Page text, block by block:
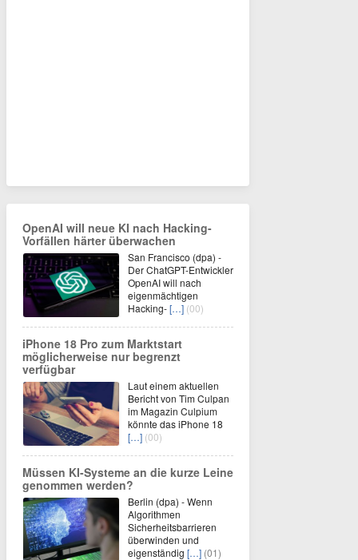
OpenAI will neue KI nach Hacking-
Vorfällen härter überwachen
San Francisco (dpa) -
Der ChatGPT-Entwickler
OpenAI will nach
eigenmächtigen
Hacking-[…] (00)
iPhone 18 Pro zum Marktstart
möglicherweise nur begrenzt
verfügbar
Laut einem aktuellen
Bericht von Tim Culpan
im Magazin Culpium
könnte das iPhone 18
[…] (00)
Müssen KI-Systeme an die kurze Leine
genommen werden?
Berlin (dpa) - Wenn
Algorithmen
Sicherheitsbarrieren
überwinden und
eigenständig […] (01)